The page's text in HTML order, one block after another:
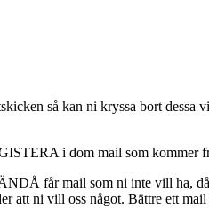
så kan ni kryssa bort dessa
i dom mail som kommer
får mail som ni inte vill ha,
att ni vill oss något. Bättre ett